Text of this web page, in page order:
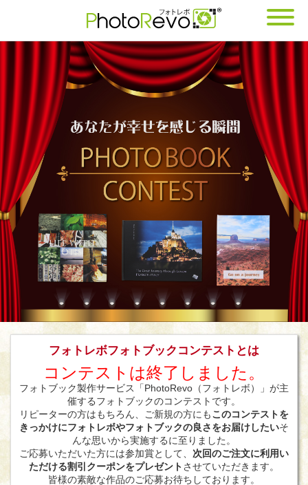
フォトレボフォトブックコンテストとは
コンテストは終了しました。
フォトブック製作サービス「PhotoRevo（フォトレボ）」が主
催するフォトブックのコンテストです。
リピーターの方はもちろん、ご新規の方にもこのコンテストを
きっかけにフォトレボやフォトブックの良さをお届けしたいそ
んな思いから実施するに至りました。
ご応募いただいた方には参加賞として、 次回のご注文に利用い
ただける割引クーポンをプレゼントさせていただきます。
皆様の素敵な作品のご応募お待ちしております。